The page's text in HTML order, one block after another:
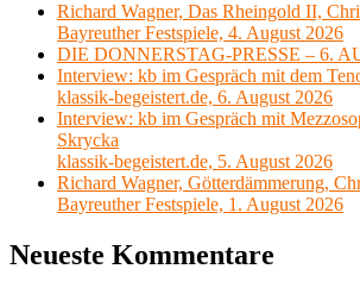
Richard Wagner, Das Rheingold II,
Bayreuther Festspiele, 4. August 2026
DIE DONNERSTAG-PRESSE – 6.
Interview: kb im Gespräch mit dem
klassik-begeistert.de, 6. August 2026
Interview: kb im Gespräch mit
Skrycka
klassik-begeistert.de, 5. August 2026
Richard Wagner, Götterdämmerung,
Bayreuther Festspiele, 1. August 2026
Neueste Kommentare